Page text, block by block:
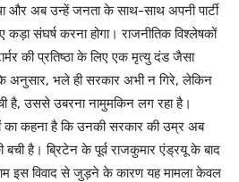
और अब उन्हें जनता के साथ-साथ अपनी पार्टी
संघर्ष करना होगा। राजनीतिक विश्लेषकों
की प्रतिष्ठा के लिए एक मृत्यु दंड जैसा
अनुसार, भले ही सरकार अभी न गिरे, लेकिन
है, उससे उबरना नामुमकिन लग रहा है।
का कहना है कि उनकी सरकार की उम्र अब
बची है। ब्रिटेन के पूर्व राजकुमार एंड्रयू के बाद
इस विवाद से जुड़ने के कारण यह मामला केवल